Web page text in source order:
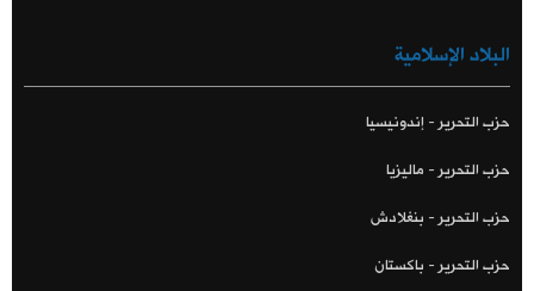
البلاد الإسلامية
حزب التحرير - إندونيسيا
حزب التحرير - ماليزيا
حزب التحرير - بنغلادش
حزب التحرير - باكستان